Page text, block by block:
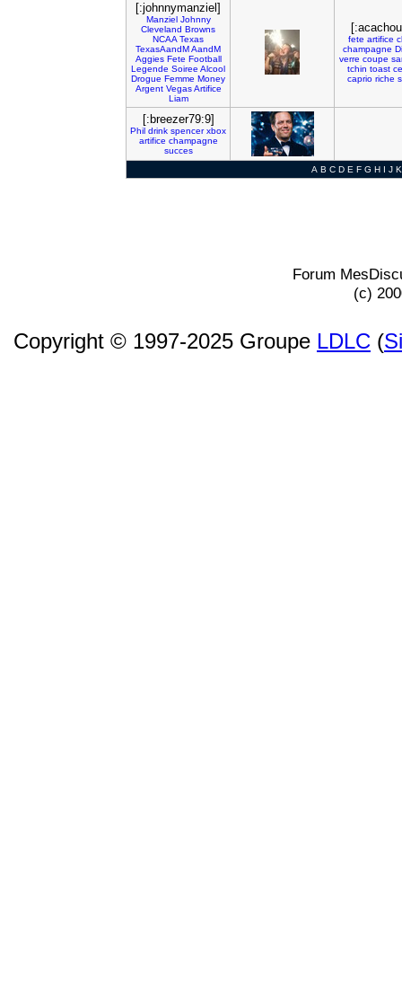
[:johnnymanziel]
Manziel Johnny
Cleveland Browns
NCAA Texas
TexasAandMAandM
Aggies Fete Football
Legende Soiree Alcool
Drogue Femme Money
Argent Vegas Artifice
Liam
fete artifice
champagne
verre coupe
tchin toast
caprio riche
[:breezer79:9]
Phil drink spencer xbox
artifice champagne
succes
A B C D E F G H I J K
Forum
(c)
Copyright © 1997-2025 Groupe LDLC (